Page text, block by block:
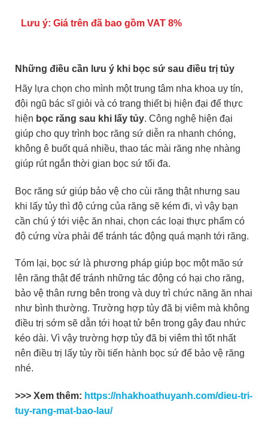
Lưu ý: Giá trên đã bao gồm VAT 8%
Những điều cần lưu ý khi bọc sứ sau điều trị tủy
Hãy lựa chọn cho mình một trung tâm nha khoa uy tín,
đội ngũ bác sĩ giỏi và có trang thiết bị hiện đại để thực
hiện bọc răng sau khi lấy tủy. Công nghệ hiện đại
giúp cho quy trình bọc răng sứ diễn ra nhanh chóng,
không ê buốt quá nhiều, thao tác mài răng nhẹ nhàng
giúp rút ngắn thời gian bọc sứ tối đa.
Bọc răng sứ giúp bảo vệ cho cùi răng thật nhưng sau
khi lấy tủy thì độ cứng của răng sẽ kém đi, vì vậy bạn
cần chú ý tới việc ăn nhai, chọn các loại thực phẩm có
độ cứng vừa phải để tránh tác động quá mạnh tới răng.
Tóm lại, bọc sứ là phương pháp giúp bọc một mão sứ
lên răng thật để tránh những tác động có hại cho răng,
bảo vệ thân rưng bên trong và duy trì chức năng ăn nhai
như bình thường. Trường hợp tủy đã bị viêm mà không
điều trị sớm sẽ dẫn tới hoạt tử bên trong gây đau nhức
kéo dài. Vì vậy trường hợp tủy đã bị viêm thì tốt nhất
nên điều trị lấy tủy rồi tiến hành bọc sứ để bảo vệ răng
nhé.
>>> Xem thêm: https://nhakhoathuyanh.com/dieu-tri-
tuy-rang-mat-bao-lau/